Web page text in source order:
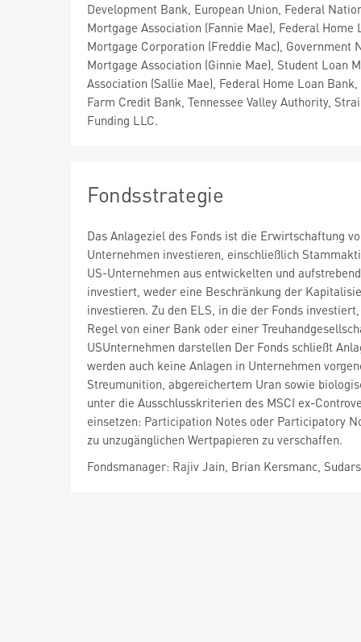
Development Bank, European Union, Federal
Mortgage Association (Fannie Mae), Federal Home
Mortgage Corporation (Freddie Mac), Government
Mortgage Association (Ginnie Mae), Student Loan
Association (Sallie Mae), Federal Home Loan
Farm Credit Bank, Tennessee Valley Authority,
Funding LLC.
Fondsstrategie
Das Anlageziel des Fonds ist die Erwirtschaftung
Unternehmen investieren, einschließlich
US-Unternehmen aus entwickelten und
investiert, weder eine Beschränkung der
investieren. Zu den ELS, in die der Fonds
Regel von einer Bank oder einer
USUnternehmen darstellen Der Fonds schließt
werden auch keine Anlagen in Unternehmen
Streumunition, abgereichertem Uran sowie
unter die Ausschlusskriterien des MSCI ex-
einsetzen: Participation Notes oder Participatory
zu unzugänglichen Wertpapieren zu verschaffen.
Fondsmanager: Rajiv Jain, Brian Kersmanc,